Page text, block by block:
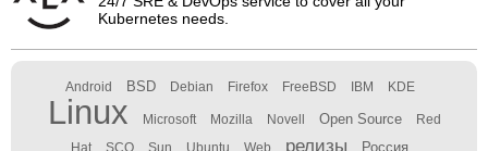
Kubernetes needs.
Android BSD Debian Firefox FreeBSD IBM KDE
Linux Microsoft Mozilla Novell Open Source Red
Hat SCO Sun Ubuntu Web релизы Россия